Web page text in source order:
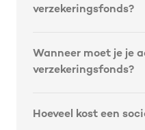
verzekeringsfonds?
Wanneer moet je je
verzekeringsfonds?
Hoeveel kost een